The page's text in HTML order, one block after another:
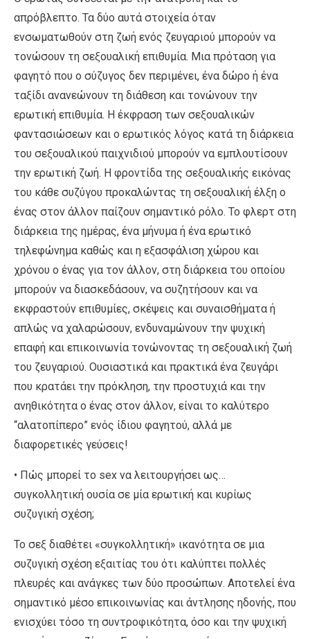
απρόβλεπτο. Τα δύο αυτά στοιχεία όταν
ενσωματωθούν στη ζωή ενός ζευγαριού μπορούν να
τονώσουν τη σεξουαλική επιθυμία. Μια πρόταση για
φαγητό που ο σύζυγος δεν περιμένει, ένα δώρο ή ένα
ταξίδι ανανεώνουν τη διάθεση και τονώνουν την
ερωτική επιθυμία. Η έκφραση των σεξουαλικών
φαντασιώσεων και ο ερωτικός λόγος κατά τη διάρκεια
του σεξουαλικού παιχνιδιού μπορούν να εμπλουτίσουν
την ερωτική ζωή. Η φροντίδα της σεξουαλικής εικόνας
του κάθε συζύγου προκαλώντας τη σεξουαλική έλξη ο
ένας στον άλλον παίζουν σημαντικό ρόλο. Το φλερτ στη
διάρκεια της ημέρας, ένα μήνυμα ή ένα ερωτικό
τηλεφώνημα καθώς και η εξασφάλιση χώρου και
χρόνου ο ένας για τον άλλον, στη διάρκεια του οποίου
μπορούν να διασκεδάσουν, να συζητήσουν και να
εκφραστούν επιθυμίες, σκέψεις και συναισθήματα ή
απλώς να χαλαρώσουν, ενδυναμώνουν την ψυχική
επαφή και επικοινωνία τονώνοντας τη σεξουαλική ζωή
του ζευγαριού. Ουσιαστικά και πρακτικά ένα ζευγάρι
που κρατάει την πρόκληση, την προστυχιά και την
ανηθικότητα ο ένας στον άλλον, είναι το καλύτερο
“αλατοπίπερο” ενός ίδιου φαγητού, αλλά με
διαφορετικές γεύσεις!
• Πώς μπορεί το sex να λειτουργήσει ως…
συγκολλητική ουσία σε μία ερωτική και κυρίως
συζυγική σχέση;
Το σεξ διαθέτει «συγκολλητική» ικανότητα σε μια
συζυγική σχέση εξαιτίας του ότι καλύπτει πολλές
πλευρές και ανάγκες των δύο προσώπων. Αποτελεί ένα
σημαντικό μέσο επικοινωνίας και άντλησης ηδονής, που
ενισχύει τόσο τη συντροφικότητα, όσο και την ψυχική